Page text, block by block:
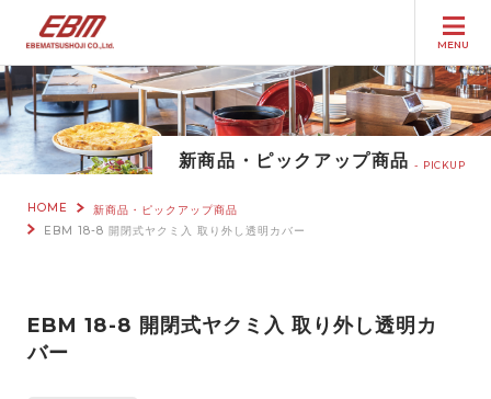
MENU
新商品・ピックアップ商品 PICKUP
HOME
新商品・ピックアップ商品
EBM 18-8 開閉式ヤクミ入 取り外し透明カバー
EBM 18-8 開閉式ヤクミ入 取り外し透明カ
バー